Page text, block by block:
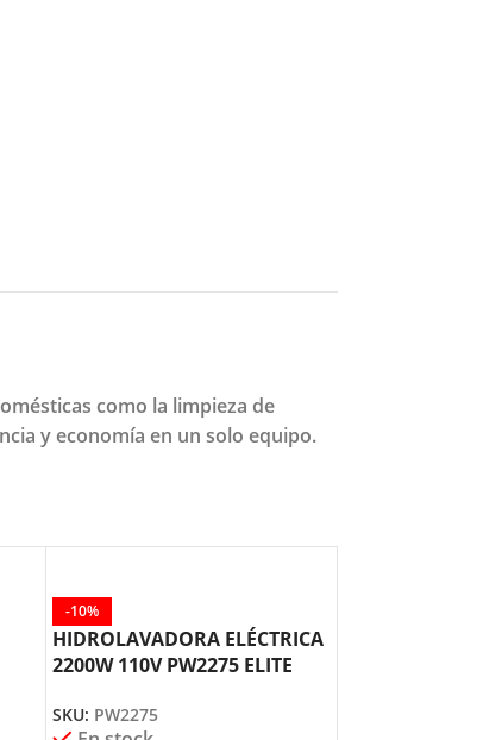
como la limpieza de
y economía en un solo equipo.
-10%
HIDROLAVADORA ELÉCTRICA
2200W 110V PW2275 ELITE
SKU: PW2275